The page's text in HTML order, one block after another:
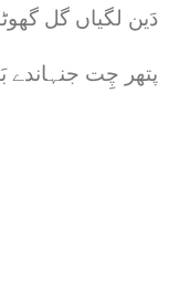
دَین لگیاں گل
پتھر چِت جنہاندے